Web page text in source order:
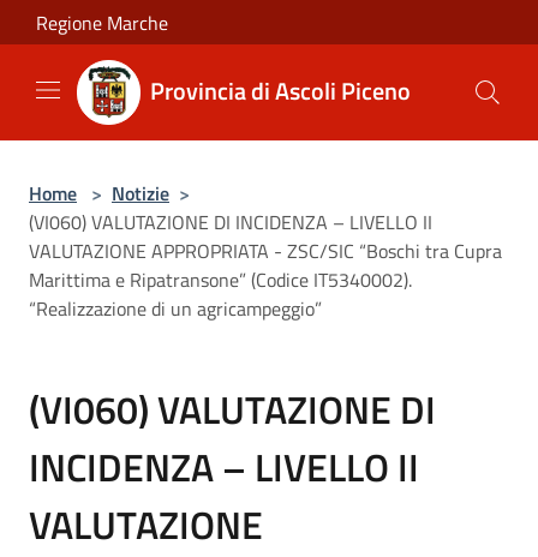
Salta al contenuto principale
Regione Marche
Provincia di Ascoli Piceno
Home > Notizie >
(VI060) VALUTAZIONE DI INCIDENZA – LIVELLO II
VALUTAZIONE APPROPRIATA - ZSC/SIC “Boschi tra Cupra
Marittima e Ripatransone” (Codice IT5340002).
“Realizzazione di un agricampeggio”
(VI060) VALUTAZIONE DI
INCIDENZA – LIVELLO II
VALUTAZIONE